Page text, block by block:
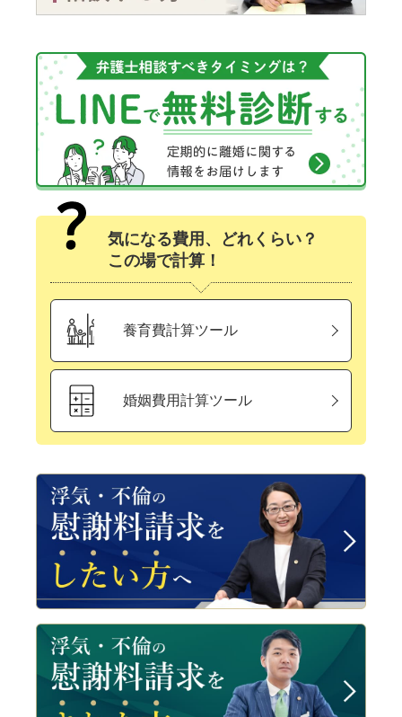
気になる費用、どれくらい？
この場で計算！
養育費計算ツール
婚姻費用計算ツール